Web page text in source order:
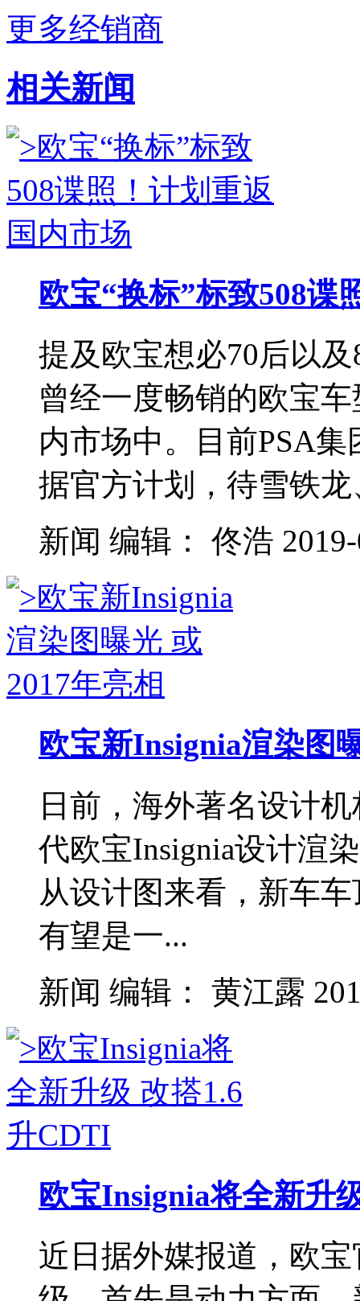
更多经销商
相关新闻
欧宝“换标”标致508谍
提及欧宝想必70后以
曾经一度畅销的欧宝
内市场中。目前PSA
据官方计划，待雪铁龙
新闻 编辑： 佟浩
欧宝新Insignia渲染图
日前，海外著名设计
代欧宝Insignia设计渲
从设计图来看，新车
有望是一...
新闻 编辑： 黄江露
欧宝Insignia将全新升
近日据外媒报道，欧